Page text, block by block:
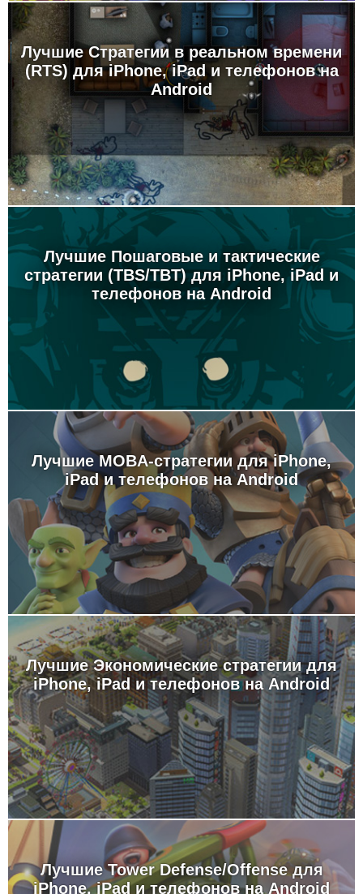
Лучшие Стратегии в реальном времени
(RTS) для iPhone, iPad и телефонов на
Android
Лучшие Пошаговые и тактические
стратегии (TBS/TBT) для iPhone, iPad и
телефонов на Android
Лучшие MOBA-стратегии для iPhone,
iPad и телефонов на Android
Лучшие Экономические стратегии для
iPhone, iPad и телефонов на Android
Лучшие Tower Defense/Offense для
iPhone, iPad и телефонов на Android